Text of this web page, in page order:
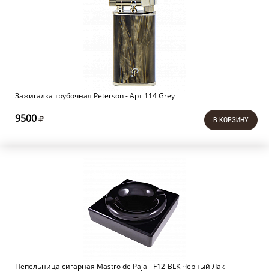
Зажигалка трубочная Peterson - Арт 114 Grey
9500 В КОРЗИНУ
Пепельница сигарная Mastro de Paja - F12-BLK Черный Лак